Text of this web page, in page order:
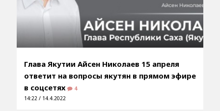
Глава Якутии Айсен Николаев 15 апреля
ответит на вопросы якутян в прямом эфире
в соцсетях
4
14:22 / 14.4.2022